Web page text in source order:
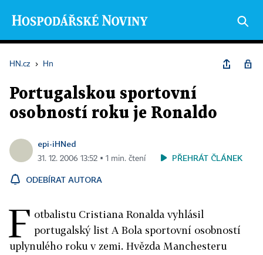
HN.cz › Hn
Portugalskou sportovní
osobností roku je Ronaldo
epi-iHNed
31. 12. 2006 13:52 ▪ 1 min. čtení PŘEHRÁT ČLÁNEK
ODEBÍRAT AUTORA
F otbalistu Cristiana Ronalda vyhlásil
portugalský list A Bola sportovní osobností
uplynulého roku v zemi. Hvězda Manchesteru